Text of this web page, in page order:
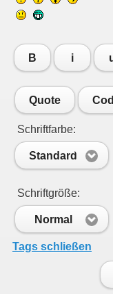
B i
Quote
Schriftfarbe:
Standard
Schriftgröße:
Normal
Tags schließen